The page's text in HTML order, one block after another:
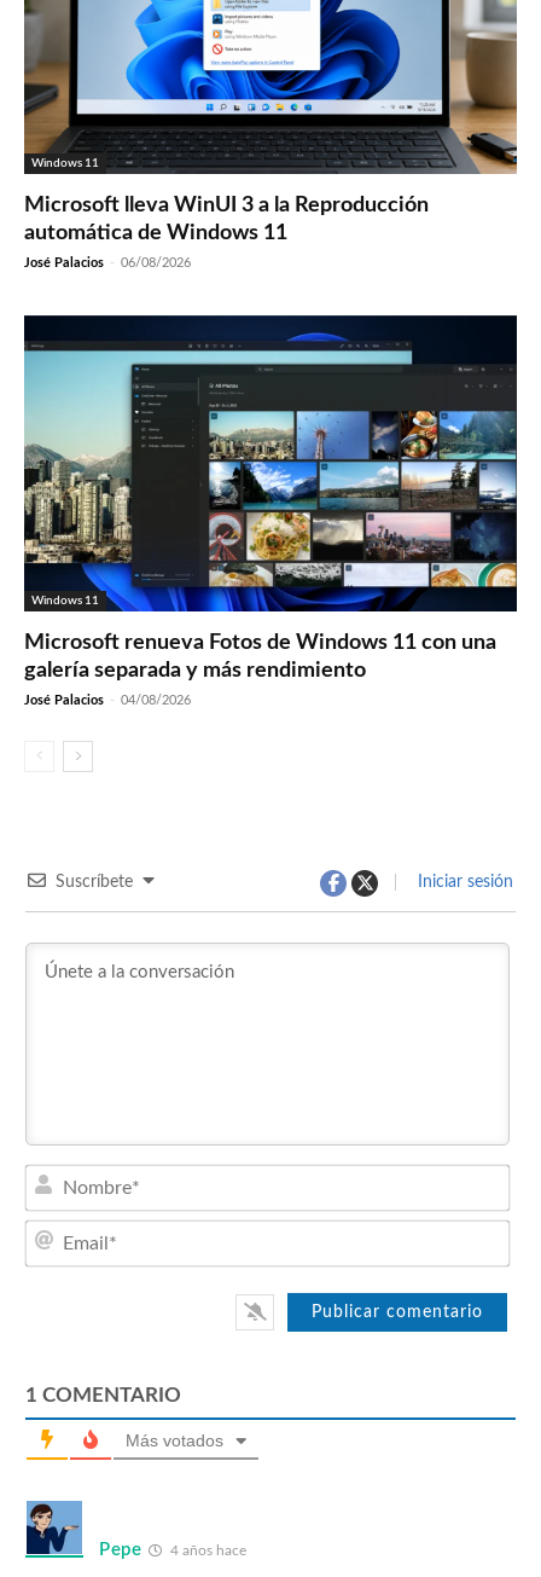
Windows 11
Microsoft lleva WinUI 3 a la Reproducción
automática de Windows 11
José Palacios - 06/08/2026
Windows 11
Microsoft renueva Fotos de Windows 11 con una
galería separada y más rendimiento
José Palacios - 04/08/2026
Suscríbete Iniciar sesión
1 COMENTARIO
Más votados
Pepe 4 años hace